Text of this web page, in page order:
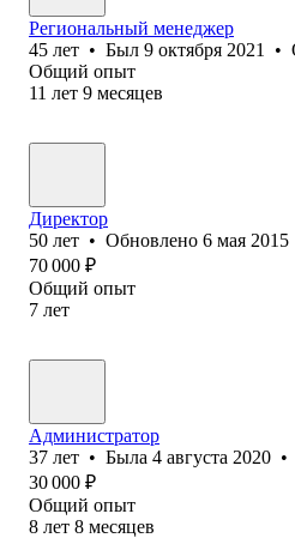
Региональный менеджер
45 лет • Был 9 октября 2021 •
Общий опыт
11 лет 9 месяцев
Директор
50 лет • Обновлено 6 мая 2015
70 000 ₽
Общий опыт
7 лет
Администратор
37 лет • Была 4 августа 2020 •
30 000 ₽
Общий опыт
8 лет 8 месяцев